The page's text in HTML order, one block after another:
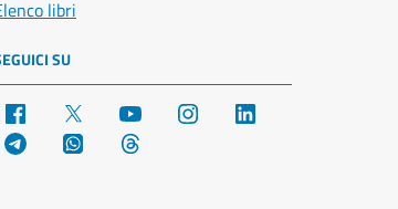
libri
SU
Facebook YouTube Instagram
Telegram WhatsApp